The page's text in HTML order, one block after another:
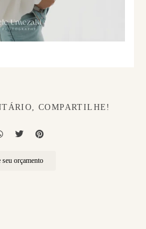
COMPARTILHE!
seu orçamento